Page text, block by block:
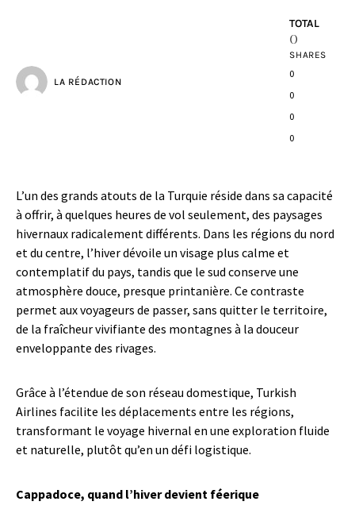
LA RÉDACTION
TOTAL
0
SHARES
0
0
0
0
L’un des grands atouts de la Turquie réside dans sa capacité
à offrir, à quelques heures de vol seulement, des paysages
hivernaux radicalement différents. Dans les régions du nord
et du centre, l’hiver dévoile un visage plus calme et
contemplatif du pays, tandis que le sud conserve une
atmosphère douce, presque printanière. Ce contraste
permet aux voyageurs de passer, sans quitter le territoire,
de la fraîcheur vivifiante des montagnes à la douceur
enveloppante des rivages.
Grâce à l’étendue de son réseau domestique, Turkish
Airlines facilite les déplacements entre les régions,
transformant le voyage hivernal en une exploration fluide
et naturelle, plutôt qu’en un défi logistique.
Cappadoce, quand l’hiver devient féerique